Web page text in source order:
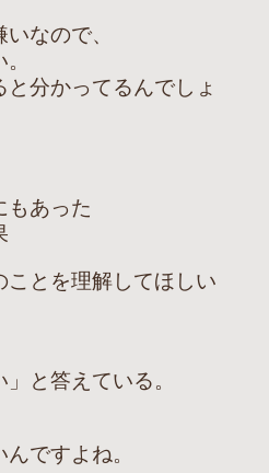
なので、
と分かってるんでしょ
もあった
ことを理解してほしい
と答えている。
ですよね。